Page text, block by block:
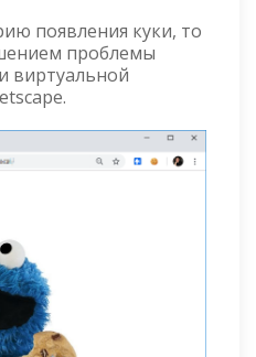
появления куки, то
проблемы
виртуальной